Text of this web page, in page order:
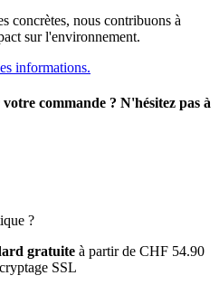
concrètes, nous contribuons à
sur l'environnement.
informations.
commande ? N'hésitez pas à
?
gratuite à partir de CHF 54.90
SSL